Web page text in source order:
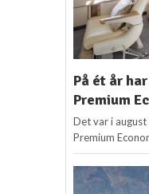
På ét år
Premium
Det var i
Premium